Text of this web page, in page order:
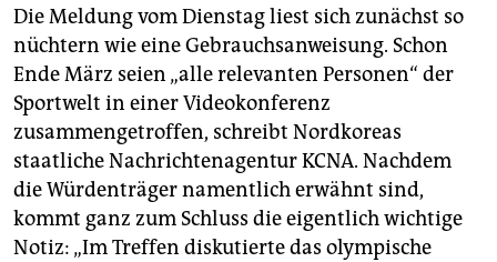
fragen & hilfe
unterstützen
abo
genossenschaft
epaper login
Die Meldung vom Dienstag liest sich zunächst so
nüchtern wie eine Gebrauchsanweisung. Schon
Ende März seien „alle relevanten Personen“ der
Sportwelt in einer Videokonferenz
zusammengetroffen, schreibt Nordkoreas
staatliche Nachrichtenagentur KCNA. Nachdem
die Würdenträger namentlich erwähnt sind,
kommt ganz zum Schluss die eigentlich wichtige
Notiz: „Im Treffen diskutierte das olympische